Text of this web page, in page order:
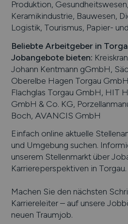
Produktion,
Keramikindustrie, Bauwesen,
Logistik, Tourismus, Papier-
Beliebte Arbeitgeber in
Jobangebote bieten:
Johann Kentmann gGmbH,
Oberelbe Hagen Torgau
Flachglas Torgau GmbH, HIT
GmbH & Co. KG,
Boch, AVANCIS GmbH
Einfach online aktuelle
und Umgebung suchen.
unserem Stellenmarkt über
Karriereperspektiven in Torgau.
Machen Sie den nächsten
Karriereleiter – auf unsere
neuen Traumjob.